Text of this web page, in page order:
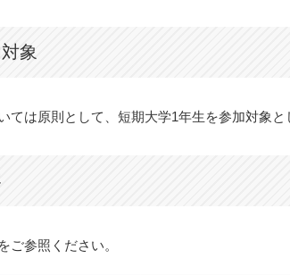
象
ては原則として、短期大学1年生を参加対象と
ご参照ください。